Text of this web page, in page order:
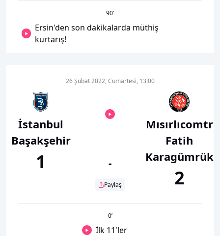
90’
Ersin'den son dakikalarda müthiş
kurtarış!
İstanbul
Başakşehir
1
26 Şubat 2022, Cumartesi, 13:00
-
Paylaş
Mısırlıcomtr
Fatih
Karagümrük
2
0’
İlk 11'ler